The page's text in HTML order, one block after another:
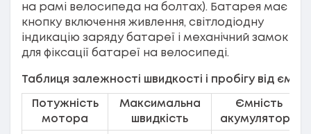
на рамі велосипеда на болтах). Батарея має
кнопку включення живлення, світлодіодну
індикацію заряду батареї і механічний замок
для фіксації батареї на велосипеді.
Таблиця залежності швидкості і пробігу від
Потужність
мотора
Максимальна
швидкість
Ємність
акумулятора